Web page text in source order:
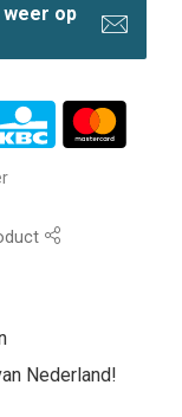
op
Nederland!